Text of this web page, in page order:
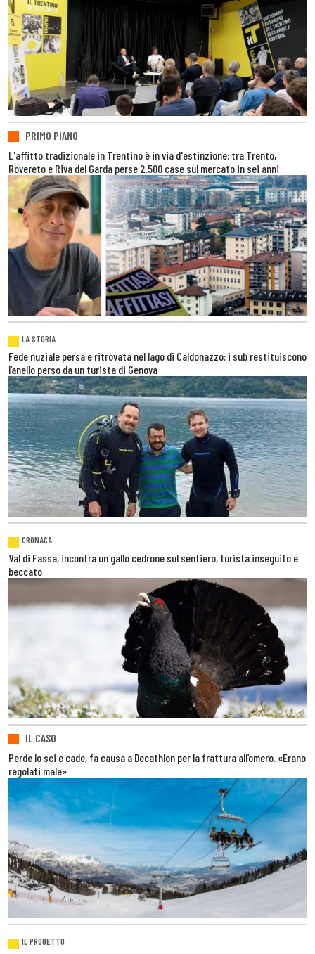
PRIMO PIANO
L'affitto tradizionale in Trentino è in via d'estinzione: tra Trento,
Rovereto e Riva del Garda perse 2.500 case sul mercato in sei anni
LA STORIA
Fede nuziale persa e ritrovata nel lago di Caldonazzo: i sub restituiscono
l’anello perso da un turista di Genova
CRONACA
Val di Fassa, incontra un gallo cedrone sul sentiero, turista inseguito e
beccato
IL CASO
Perde lo sci e cade, fa causa a Decathlon per la frattura all’omero. «Erano
regolati male»
IL PROGETTO